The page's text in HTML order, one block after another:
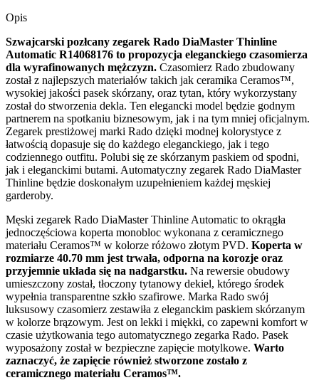
Opis
Szwajcarski pozłcany zegarek Rado DiaMaster Thinline
Automatic R14068176 to propozycja eleganckiego czasomierza
dla wyrafinowanych mężczyzn. Czasomierz Rado zbudowany
został z najlepszych materiałów takich jak ceramika Ceramos™,
wysokiej jakości pasek skórzany, oraz tytan, który wykorzystany
został do stworzenia dekla. Ten elegancki model będzie godnym
partnerem na spotkaniu biznesowym, jak i na tym mniej oficjalnym.
Zegarek prestiżowej marki Rado dzięki modnej kolorystyce z
łatwością dopasuje się do każdego eleganckiego, jak i tego
codziennego outfitu. Polubi się ze skórzanym paskiem od spodni,
jak i eleganckimi butami. Automatyczny zegarek Rado DiaMaster
Thinline będzie doskonałym uzupełnieniem każdej męskiej
garderoby.
Męski zegarek Rado DiaMaster Thinline Automatic to okrągła
jednoczęściowa koperta monobloc wykonana z ceramicznego
materiału Ceramos™ w kolorze różowo złotym PVD. Koperta w
rozmiarze 40.70 mm jest trwała, odporna na korozje oraz
przyjemnie układa się na nadgarstku. Na rewersie obudowy
umieszczony został, tłoczony tytanowy dekiel, którego środek
wypełnia transparentne szkło szafirowe. Marka Rado swój
luksusowy czasomierz zestawiła z eleganckim paskiem skórzanym
w kolorze brązowym. Jest on lekki i miękki, co zapewni komfort w
czasie użytkowania tego automatycznego zegarka Rado. Pasek
wyposażony został w bezpieczne zapięcie motylkowe. Warto
zaznaczyć, że zapięcie również stworzone zostało z
ceramicznego materiału Ceramos™.